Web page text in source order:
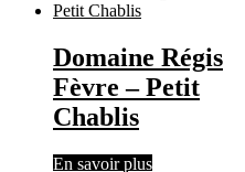
Domaine Régis
Fèvre – Petit
Chablis
En savoir plus